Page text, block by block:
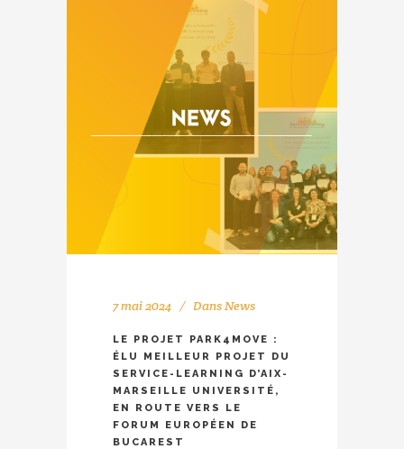
7 mai 2024 DansNews
LE PROJET PARK4MOVE :
ÉLU MEILLEUR PROJET DU
SERVICE-LEARNING D’AIX-
MARSEILLE UNIVERSITÉ,
EN ROUTE VERS LE
FORUM EUROPÉEN DE
BUCAREST